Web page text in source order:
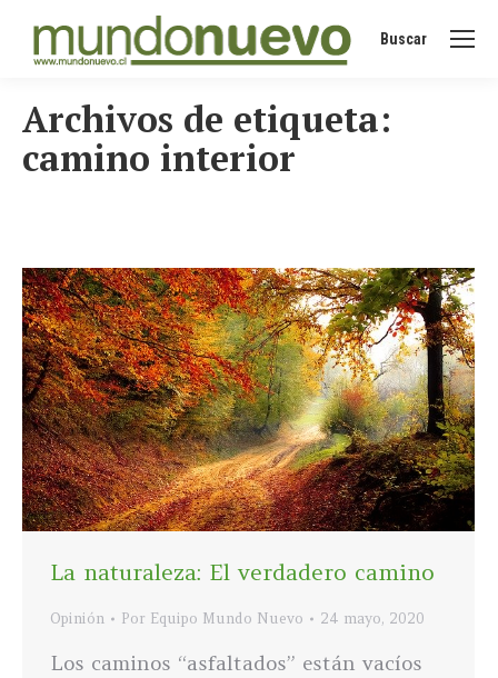
Buscar:
Buscar
Archivos de etiqueta:
camino interior
La naturaleza: El verdadero camino
Opinión Por Equipo Mundo Nuevo 24 mayo, 2020
Los caminos “asfaltados” están vacíos